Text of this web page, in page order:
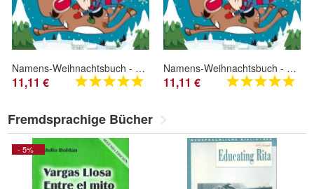
Namens-Weihnachtsbuch - Deine persönliche Weihnachtsgeschichte mit Namen Anton
11,11 €
Namens-Weihnachtsbuch - Deine persönliche Weihnachtsgeschichte mit Namen Moritz
11,11 €
Fremdsprachige Bücher
- 5%